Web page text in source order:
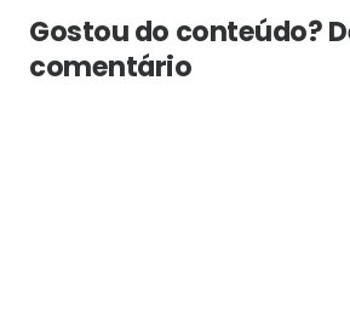
Gostou do conteúdo?
comentário